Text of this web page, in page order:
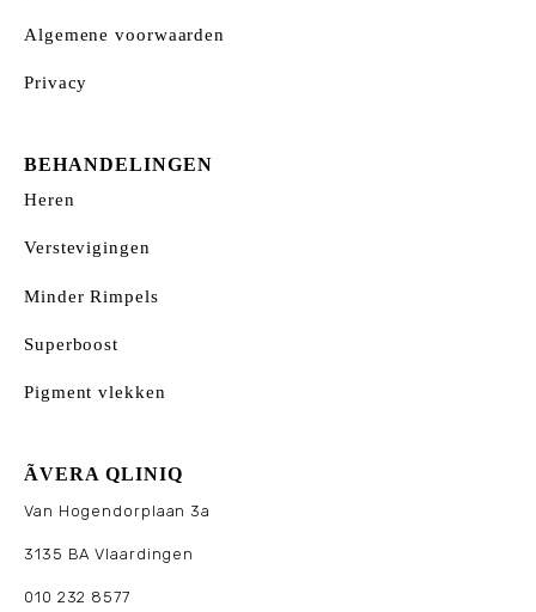
Algemene voorwaarden
Privacy
BEHANDELINGEN
Heren
Verstevigingen
Minder Rimpels
Superboost
Pigment vlekken
ÃVERA QLINIQ
Van Hogendorplaan 3a
3135 BA Vlaardingen
010 232 8577